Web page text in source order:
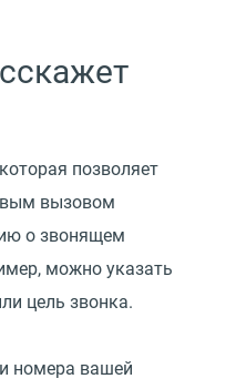
позволяет
вызовом
о звонящем
можно указать
цель звонка.
номера вашей